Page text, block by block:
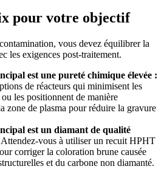
pour votre objectif
vous devez équilibrer la
les exigences post-traitement.
est une pureté chimique élevée :
de réacteurs qui minimisent les
les positionnent de manière
zone de plasma pour réduire la gravure
est un diamant de qualité
Attendez-vous à utiliser un recuit HPHT
corriger la coloration brune causée
et du carbone non diamanté.